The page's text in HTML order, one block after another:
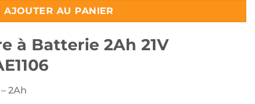
13000 د.ج.
AJOUTER AU PANIER
à Batterie 2Ah 21V
2Ah